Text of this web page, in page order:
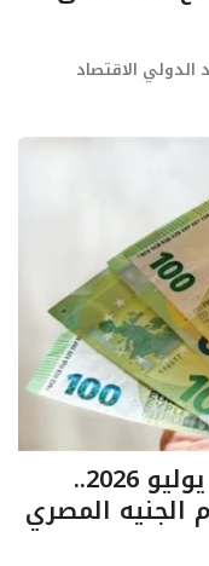
الاقتصاد
سعر اليورو اليوم الجمعة 31 يوليو 2026..
الجنيه المصري